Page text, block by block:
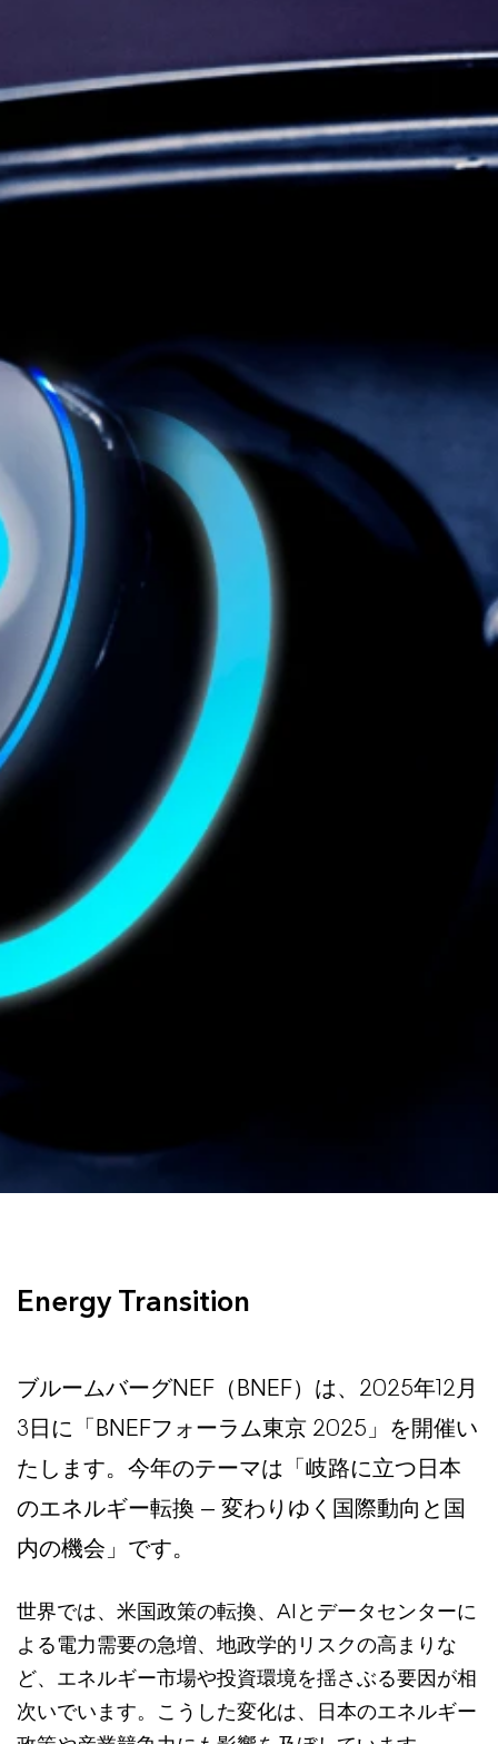
Energy Transition
ブルームバーグNEF（BNEF）は、2025年12月
3日に「BNEFフォーラム東京 2025」を開催い
たします。今年のテーマは「岐路に立つ日本
のエネルギー転換 ― 変わりゆく国際動向と国
内の機会」です。
世界では、米国政策の転換、AIとデータセンターに
よる電力需要の急増、地政学的リスクの高まりな
ど、エネルギー市場や投資環境を揺さぶる要因が相
次いでいます。こうした変化は、日本のエネルギー